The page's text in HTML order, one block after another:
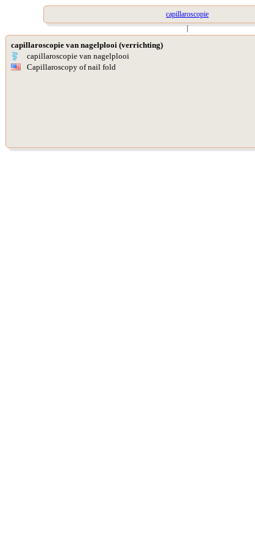
capillaroscopie
|
capillaroscopie van nagelplooi (verrichting)
capillaroscopie van nagelplooi
Capillaroscopy of nail fold